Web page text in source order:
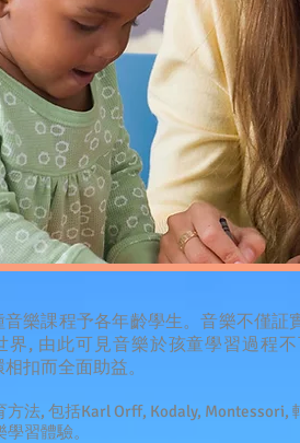
音樂課程予各年齡學生。音樂不僅証
界, 由此可見音樂於孩童學習過程
扣而全面助益。
法, 包括Karl Orff, Kodaly, Montessori,
習體驗。